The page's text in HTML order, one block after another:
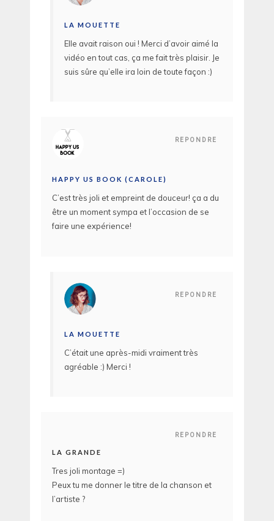
LA MOUETTE
Elle avait raison oui ! Merci d’avoir aimé la
vidéo en tout cas, ça me fait très plaisir. Je
suis sûre qu’elle ira loin de toute façon :)
REPONDRE
HAPPY US BOOK (CAROLE)
C’est très joli et empreint de douceur! ça a du
être un moment sympa et l’occasion de se
faire une expérience!
REPONDRE
LA MOUETTE
C’était une après-midi vraiment très
agréable :) Merci !
REPONDRE
LA GRANDE
Tres joli montage =)
Peux tu me donner le titre de la chanson et
l’artiste ?